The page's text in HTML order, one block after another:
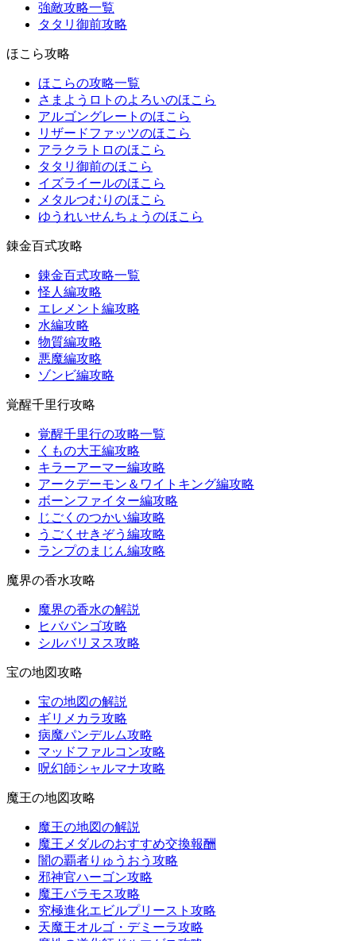
強敵攻略一覧
タタリ御前攻略
ほこら攻略
ほこらの攻略一覧
さまようロトのよろいのほこら
アルゴングレートのほこら
リザードファッツのほこら
アラクラトロのほこら
タタリ御前のほこら
イズライールのほこら
メタルつむりのほこら
ゆうれいせんちょうのほこら
錬金百式攻略
錬金百式攻略一覧
怪人編攻略
エレメント編攻略
水編攻略
物質編攻略
悪魔編攻略
ゾンビ編攻略
覚醒千里行攻略
覚醒千里行の攻略一覧
くもの大王編攻略
キラーアーマー編攻略
アークデーモン＆ワイトキング編攻略
ボーンファイター編攻略
じごくのつかい編攻略
うごくせきぞう編攻略
ランプのまじん編攻略
魔界の香水攻略
魔界の香水の解説
ヒババンゴ攻略
シルバリヌス攻略
宝の地図攻略
宝の地図の解説
ギリメカラ攻略
病魔パンデルム攻略
マッドファルコン攻略
呪幻師シャルマナ攻略
魔王の地図攻略
魔王の地図の解説
魔王メダルのおすすめ交換報酬
闇の覇者りゅうおう攻略
邪神官ハーゴン攻略
魔王バラモス攻略
究極進化エビルプリースト攻略
天魔王オルゴ・デミーラ攻略